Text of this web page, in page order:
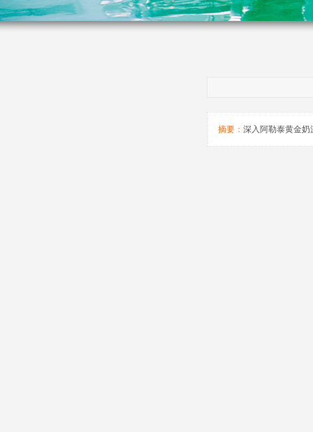
摘要： 深入阿勒泰黄金